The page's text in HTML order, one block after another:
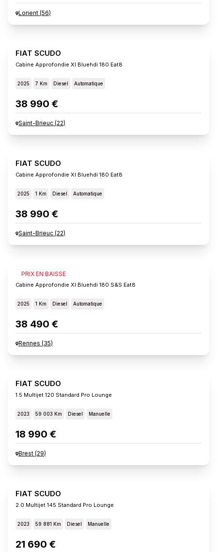
Lorient (56)
FIAT SCUDO
Cabine Approfondie Xl Bluehdi 180 Eat8
2025 7 Km Diesel Automatique
38 990 €
Saint-Brieuc (22)
FIAT SCUDO
Cabine Approfondie Xl Bluehdi 180 Eat8
2025 1 Km Diesel Automatique
38 990 €
Saint-Brieuc (22)
PRIX EN BAISSE
FIAT SCUDO
Cabine Approfondie Xl Bluehdi 180 S&s Eat8
2025 1 Km Diesel Automatique
38 490 €
Rennes (35)
FIAT SCUDO
1.5 Multijet 120 Standard Pro Lounge
2023 59 003 Km Diesel Manuelle
18 990 €
Brest (29)
FIAT SCUDO
2.0 Multijet 145 Standard Pro Lounge
2023 59 881 Km Diesel Manuelle
21 690 €